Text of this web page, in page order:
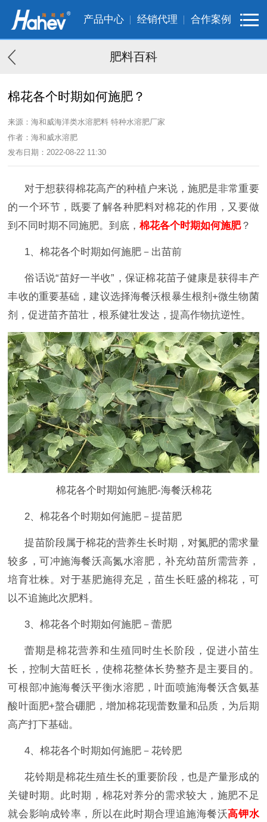
产品中心 经销代理 合作案例
肥料百科
棉花各个时期如何施肥？
来源：海和威海洋类水溶肥料 特种水溶肥厂家
作者：海和威水溶肥
发布日期：2022-08-22 11:30
对于想获得棉花高产的种植户来说，施肥是非常重要
的一个环节，既要了解各种肥料对棉花的作用，又要做
到不同时期不同施肥。到底，棉花各个时期如何施肥？
1、棉花各个时期如何施肥－出苗前
俗话说“苗好一半收”，保证棉花苗子健康是获得丰产
丰收的重要基础，建议选择海餐沃根暴生根剂+微生物菌
剂，促进苗齐苗壮，根系健壮发达，提高作物抗逆性。
棉花各个时期如何施肥-海餐沃棉花
2、棉花各个时期如何施肥－提苗肥
提苗阶段属于棉花的营养生长时期，对氮肥的需求量
较多，可冲施海餐沃高氮水溶肥，补充幼苗所需营养，
培育壮株。对于基肥施得充足，苗生长旺盛的棉花，可
以不追施此次肥料。
3、棉花各个时期如何施肥－蕾肥
蕾期是棉花营养和生殖同时生长阶段，促进小苗生
长，控制大苗旺长，使棉花整体长势整齐是主要目的。
可根部冲施海餐沃平衡水溶肥，叶面喷施海餐沃含氨基
酸叶面肥+螯合硼肥，增加棉花现蕾数量和品质，为后期
高产打下基础。
4、棉花各个时期如何施肥－花铃肥
花铃期是棉花生殖生长的重要阶段，也是产量形成的
关键时期。此时期，棉花对养分的需求较大，施肥不足
就会影响成铃率，所以在此时期合理追施海餐沃高钾水